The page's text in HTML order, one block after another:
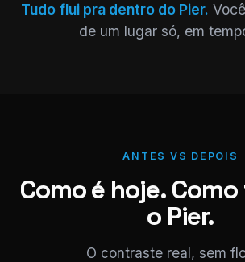
Tudo flui pra dentro do Pier.
de um lugar só, em
ANTES VS DEPOIS
Como é hoje.
o Pier.
O contraste real, sem